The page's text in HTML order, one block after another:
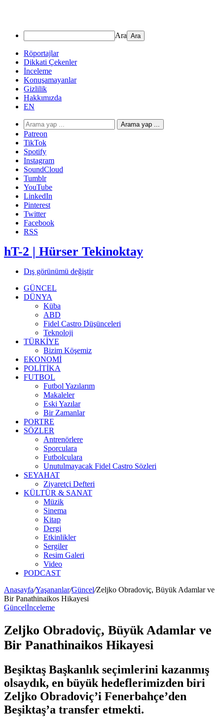
Ara
Röportajlar
Dikkati Çekenler
İnceleme
Konuşamayanlar
Gizlilik
Hakkımızda
EN
Arama yap ...
Patreon
TikTok
Spotify
Instagram
SoundCloud
Tumblr
YouTube
LinkedIn
Pinterest
Twitter
Facebook
RSS
hT-2 | Hürser Tekinoktay
Dış görünümü değiştir
GÜNCEL
DÜNYA
Küba
ABD
Fidel Castro Düşünceleri
Teknoloji
TÜRKİYE
Bizim Köşemiz
EKONOMİ
POLİTİKA
FUTBOL
Futbol Yazılarım
Makaleler
Eski Yazılar
Bir Zamanlar
PORTRE
SÖZLER
Antrenörlere
Sporculara
Futbolculara
Unutulmayacak Fidel Castro Sözleri
SEYAHAT
Ziyaretçi Defteri
KÜLTÜR & SANAT
Müzik
Sinema
Kitap
Dergi
Etkinlikler
Sergiler
Resim Galeri
Video
PODCAST
Anasayfa/Yaşananlar/Güncel/Zeljko Obradoviç, Büyük Adamlar ve
Bir Panathinaikos Hikayesi
Güncelİnceleme
Zeljko Obradoviç, Büyük Adamlar ve
Bir Panathinaikos Hikayesi
Beşiktaş Başkanlık seçimlerini kazanmış
olsaydık, en büyük hedeflerimizden biri
Zeljko Obradoviç’i Fenerbahçe’den
Beşiktaş’a transfer etmekti.